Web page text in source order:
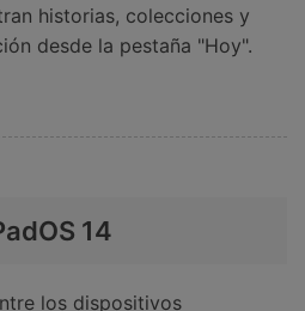
historias, colecciones y
desde la pestaña "Hoy".
14
los dispositivos